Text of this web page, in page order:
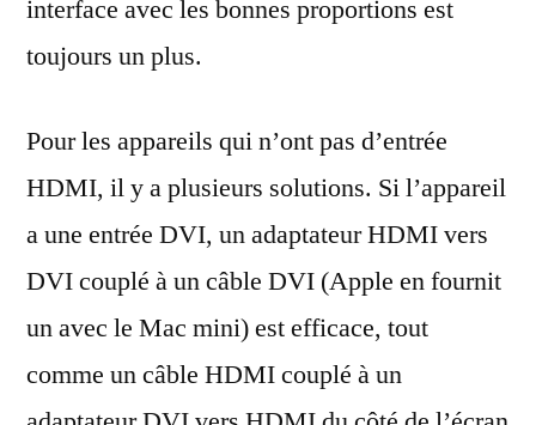
interface avec les bonnes proportions est
toujours un plus.
Pour les appareils qui n’ont pas d’entrée
HDMI, il y a plusieurs solutions. Si l’appareil
a une entrée DVI, un adaptateur HDMI vers
DVI couplé à un câble DVI (Apple en fournit
un avec le Mac mini) est efficace, tout
comme un câble HDMI couplé à un